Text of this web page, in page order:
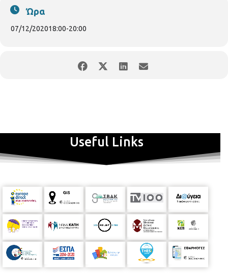
https://forms.gle/dN3EXKj7TcgKdGf19
https://authgr.zoom.us/j/95244361170
Ώρα
07/12/202018:00-20:00
Useful Links